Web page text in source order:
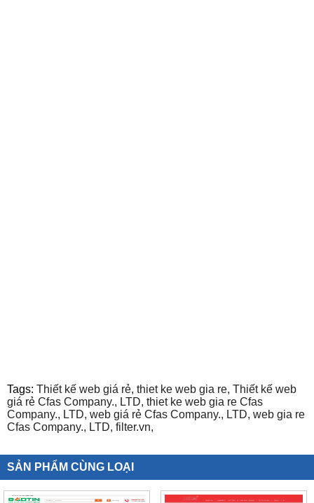
Tags: Thiết kế web giá rẻ, thiet ke web gia re, Thiết kế web
giá rẻ Cfas Company., LTD, thiet ke web gia re Cfas
Company., LTD, web giá rẻ Cfas Company., LTD, web gia re
Cfas Company., LTD, filter.vn,
SẢN PHẨM CÙNG LOẠI